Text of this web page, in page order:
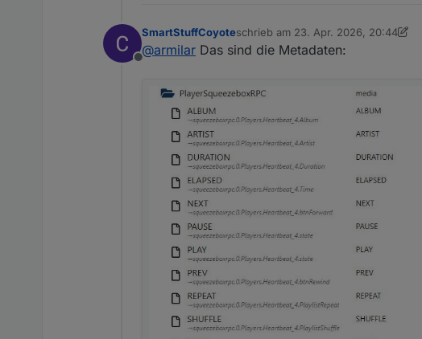
Offline
SmartStuffCoyoteschrieb am 23. Apr. 2026, 20:44
zuletzt editiert von SmartStuffCoyote
@armilar Das sind die Metadaten: